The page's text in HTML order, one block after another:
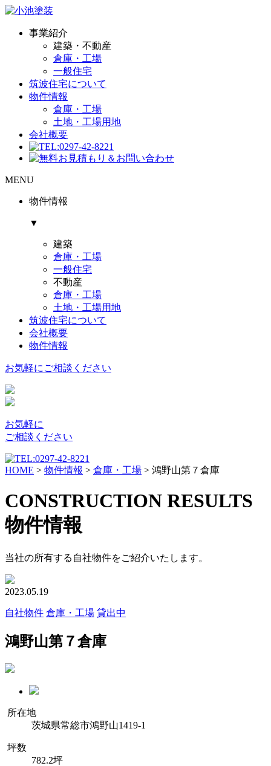
事業紹介
建築・不動産
倉庫・工場
一般住宅
筑波住宅について
物件情報
倉庫・工場
土地・工場用地
会社概要
MENU
物件情報
▼
建築
倉庫・工場
一般住宅
不動産
倉庫・工場
土地・工場用地
筑波住宅について
会社概要
物件情報
お気軽に ご相談ください
お気軽に
ご相談ください
HOME > 物件情報 > 倉庫・工場 > 鴻野山第７倉庫
CONSTRUCTION RESULTS
物件情報
当社の所有する自社物件をご紹介いたします。
2023.05.19
自社物件 倉庫・工場 貸出中
鴻野山第７倉庫
所在地
茨城県常総市鴻野山1419-1
坪数
782.2坪